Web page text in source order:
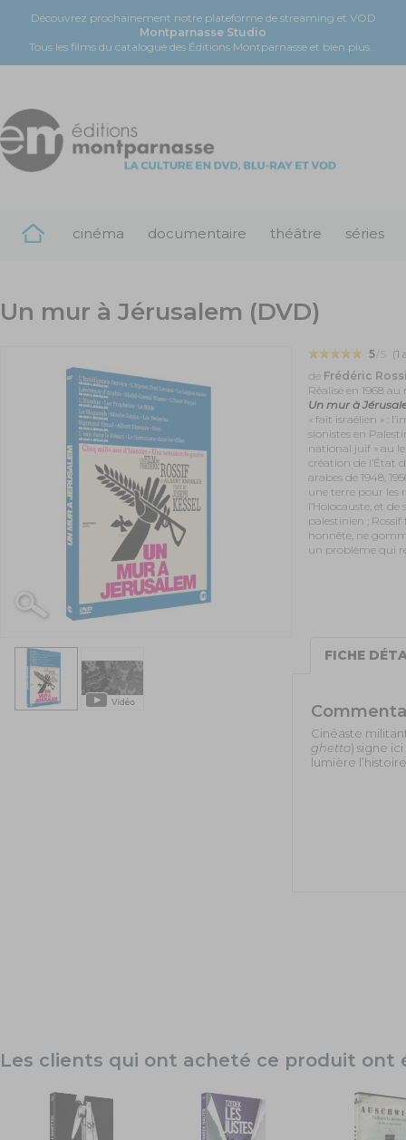
Découvrez prochainement notre plateforme de streaming et VOD
Montparnasse Studio
Tous les films du catalogue des Éditions Montparnasse et bien plus...
cinéma documentaire théâtre séries
Un mur à Jérusalem (DVD)
5 /5 (1
de Frédéric
Réalisé en 1968
Un mur à
« fait israélien » :
sionistes en
national juif » au
création de l’État
arabes de 1948,
une terre pour les
l’Holocauste, et
palestinien ;
honnête, ne
un problème qui
FICHE
Cinéaste
ghetto) signe
lumière
Les clients qui ont acheté ce produit ont